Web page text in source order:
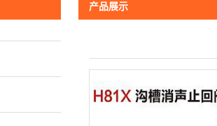
产品展示